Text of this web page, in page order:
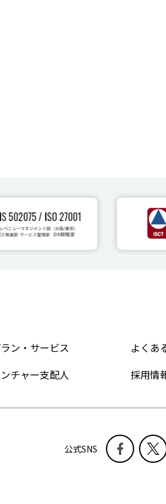
ン・サービス
よくあ
チャー支配人 採用情
公式SNS